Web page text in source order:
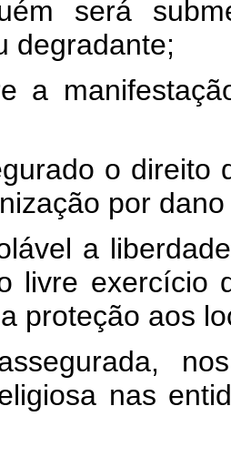
será
degradante;
a
o direito
por
a
livre exercício
proteção aos
nas